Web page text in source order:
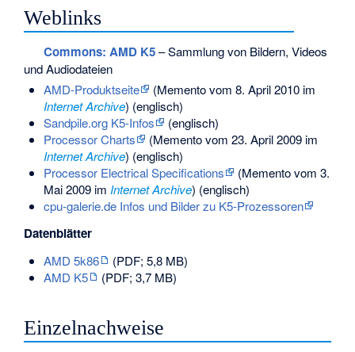
Weblinks
Commons: AMD K5– Sammlung von Bildern, Videos
und Audiodateien
AMD-Produktseite
(Mementovom 8. April 2010 im
Internet Archive) (englisch)
Sandpile.org K5-Infos
(englisch)
Processor Charts
(Mementovom 23. April 2009 im
Internet Archive) (englisch)
Processor Electrical Specifications
(Mementovom 3.
Mai 2009 im Internet Archive) (englisch)
cpu-galerie.de Infos und Bilder zu K5-Prozessoren
Datenblätter
AMD 5k86
(PDF; 5,8 MB)
AMD K5
(PDF; 3,7 MB)
Einzelnachweise